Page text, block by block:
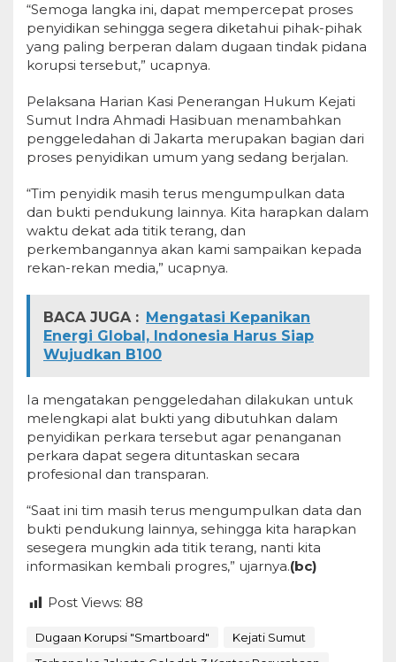
“Semoga langka ini, dapat mempercepat proses
penyidikan sehingga segera diketahui pihak-pihak
yang paling berperan dalam dugaan tindak pidana
korupsi tersebut,” ucapnya.
Pelaksana Harian Kasi Penerangan Hukum Kejati
Sumut Indra Ahmadi Hasibuan menambahkan
penggeledahan di Jakarta merupakan bagian dari
proses penyidikan umum yang sedang berjalan.
“Tim penyidik masih terus mengumpulkan data
dan bukti pendukung lainnya. Kita harapkan dalam
waktu dekat ada titik terang, dan
perkembangannya akan kami sampaikan kepada
rekan-rekan media,” ucapnya.
BACA JUGA : Mengatasi Kepanikan
Energi Global, Indonesia Harus Siap
Wujudkan B100
Ia mengatakan penggeledahan dilakukan untuk
melengkapi alat bukti yang dibutuhkan dalam
penyidikan perkara tersebut agar penanganan
perkara dapat segera dituntaskan secara
profesional dan transparan.
“Saat ini tim masih terus mengumpulkan data dan
bukti pendukung lainnya, sehingga kita harapkan
sesegera mungkin ada titik terang, nanti kita
informasikan kembali progres,” ujarnya.(bc)
Post Views: 88
Dugaan Korupsi "Smartboard"
Kejati Sumut